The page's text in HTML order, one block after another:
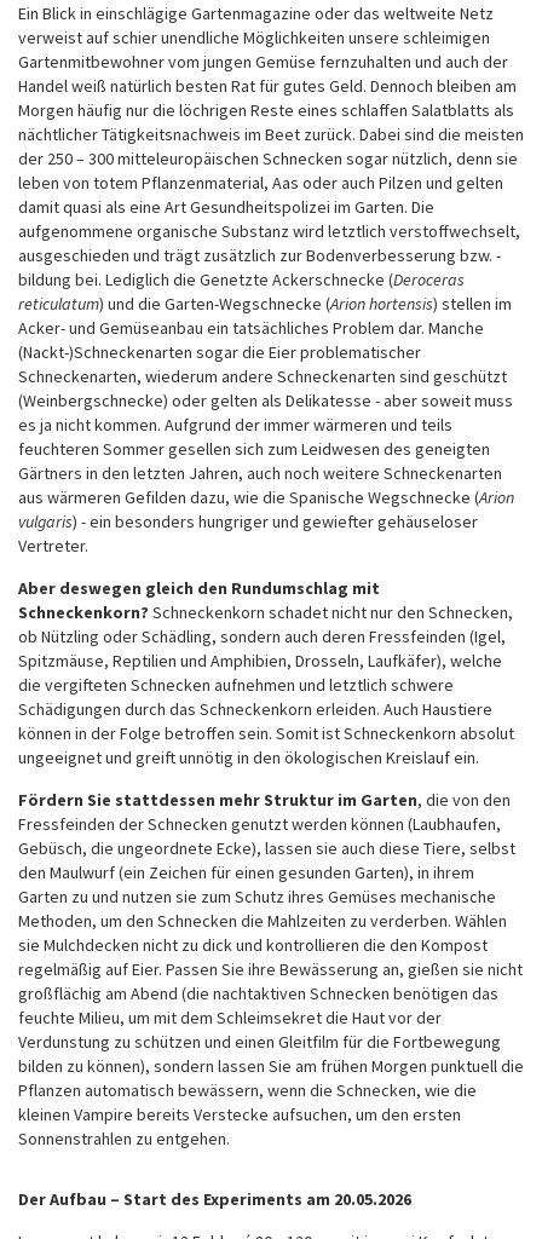
Ein Blick in einschlägige Gartenmagazine oder das weltweite Netz
verweist auf schier unendliche Möglichkeiten unsere schleimigen
Gartenmitbewohner vom jungen Gemüse fernzuhalten und auch der
Handel weiß natürlich besten Rat für gutes Geld. Dennoch bleiben am
Morgen häufig nur die löchrigen Reste eines schlaffen Salatblatts als
nächtlicher Tätigkeitsnachweis im Beet zurück. Dabei sind die meisten
der 250 – 300 mitteleuropäischen Schnecken sogar nützlich, denn sie
leben von totem Pflanzenmaterial, Aas oder auch Pilzen und gelten
damit quasi als eine Art Gesundheitspolizei im Garten. Die
aufgenommene organische Substanz wird letztlich verstoffwechselt,
ausgeschieden und trägt zusätzlich zur Bodenverbesserung bzw. -
bildung bei. Lediglich die Genetzte Ackerschnecke (Deroceras
reticulatum) und die Garten-Wegschnecke (Arion hortensis) stellen im
Acker- und Gemüseanbau ein tatsächliches Problem dar. Manche
(Nackt‑)Schneckenarten sogar die Eier problematischer
Schneckenarten, wiederum andere Schneckenarten sind geschützt
(Weinbergschnecke) oder gelten als Delikatesse ‑ aber soweit muss
es ja nicht kommen. Aufgrund der immer wärmeren und teils
feuchteren Sommer gesellen sich zum Leidwesen des geneigten
Gärtners in den letzten Jahren, auch noch weitere Schneckenarten
aus wärmeren Gefilden dazu, wie die Spanische Wegschnecke (Arion
vulgaris) - ein besonders hungriger und gewiefter gehäuseloser
Vertreter.
Aber deswegen gleich den Rundumschlag mit
Schneckenkorn? Schneckenkorn schadet nicht nur den Schnecken,
ob Nützling oder Schädling, sondern auch deren Fressfeinden (Igel,
Spitzmäuse, Reptilien und Amphibien, Drosseln, Laufkäfer), welche
die vergifteten Schnecken aufnehmen und letztlich schwere
Schädigungen durch das Schneckenkorn erleiden. Auch Haustiere
können in der Folge betroffen sein. Somit ist Schneckenkorn absolut
ungeeignet und greift unnötig in den ökologischen Kreislauf ein.
Fördern Sie stattdessen mehr Struktur im Garten, die von den
Fressfeinden der Schnecken genutzt werden können (Laubhaufen,
Gebüsch, die ungeordnete Ecke), lassen sie auch diese Tiere, selbst
den Maulwurf (ein Zeichen für einen gesunden Garten), in ihrem
Garten zu und nutzen sie zum Schutz ihres Gemüses mechanische
Methoden, um den Schnecken die Mahlzeiten zu verderben. Wählen
sie Mulchdecken nicht zu dick und kontrollieren die den Kompost
regelmäßig auf Eier. Passen Sie ihre Bewässerung an, gießen sie nicht
großflächig am Abend (die nachtaktiven Schnecken benötigen das
feuchte Milieu, um mit dem Schleimsekret die Haut vor der
Verdunstung zu schützen und einen Gleitfilm für die Fortbewegung
bilden zu können), sondern lassen Sie am frühen Morgen punktuell die
Pflanzen automatisch bewässern, wenn die Schnecken, wie die
kleinen Vampire bereits Verstecke aufsuchen, um den ersten
Sonnenstrahlen zu entgehen.
Der Aufbau – Start des Experiments am 20.05.2026